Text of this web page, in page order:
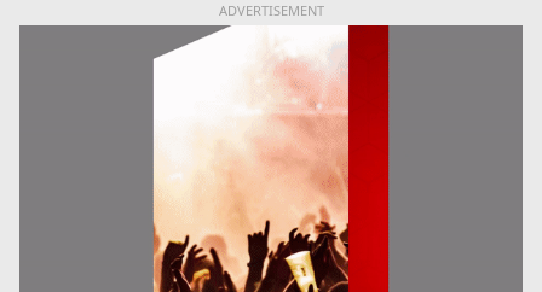
ADVERTISEMENT